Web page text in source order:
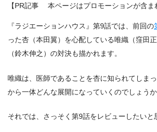
【PR記事 本ページはプロモーションが含ま
『ラジエーションハウス』第9話では、前回の
った杏（本田翼）を心配している唯織（窪田
（鈴木伸之）の対決も描かれます。
唯織は、医師であることを杏に知られてしま
から一体どんな展開になっていくのでしょうか
それでは、さっそく第9話をレビューしたいと